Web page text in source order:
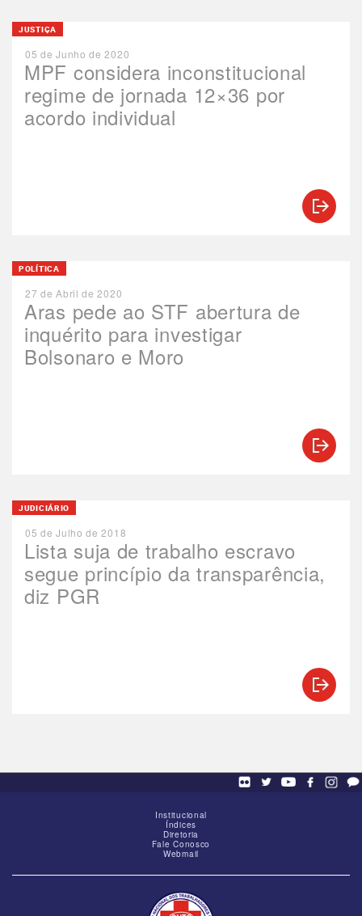
MPF considera inconstitucional
regime de jornada 12×36 por
acordo individual
JUSTIÇA
05 de Junho de 2020
Aras pede ao STF abertura de
inquérito para investigar
Bolsonaro e Moro
POLÍTICA
27 de Abril de 2020
Lista suja de trabalho escravo
segue princípio da transparência,
diz PGR
JUDICIÁRIO
05 de Julho de 2018
Institucional
Índices
Diretoria
Fale Conosco
Webmail